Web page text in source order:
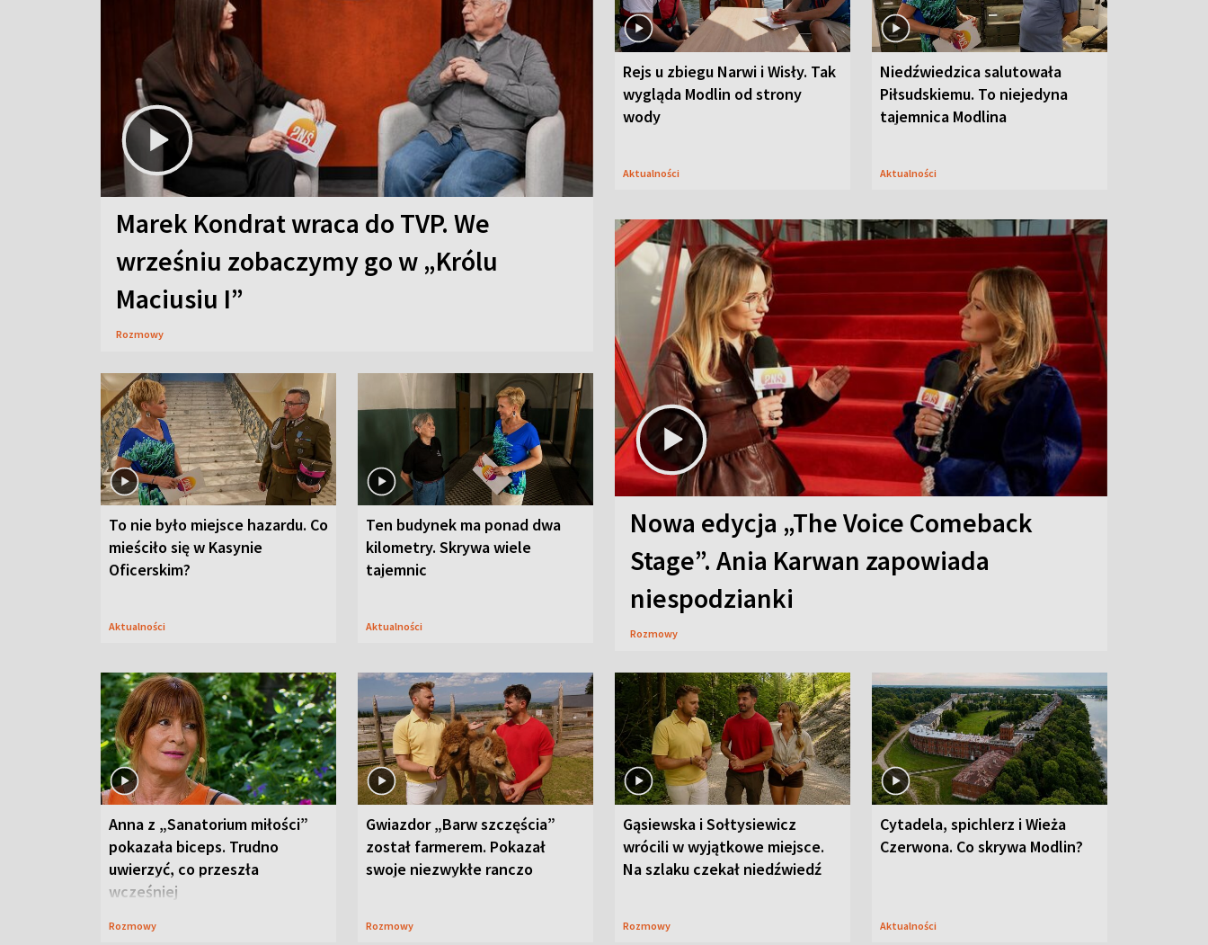
Marek Kondrat wraca do TVP. We
wrześniu zobaczymy go w „Królu
Maciusiu I”
Rozmowy
Rejs u zbiegu Narwi i Wisły. Tak
wygląda Modlin od strony
wody
Aktualności
Niedźwiedzica salutowała
Piłsudskiemu. To niejedyna
tajemnica Modlina
Aktualności
To nie było miejsce hazardu. Co
mieściło się w Kasynie
Oficerskim?
Aktualności
Ten budynek ma ponad dwa
kilometry. Skrywa wiele
tajemnic
Aktualności
Nowa edycja „The Voice Comeback
Stage”. Ania Karwan zapowiada
niespodzianki
Rozmowy
Anna z „Sanatorium miłości”
pokazała biceps. Trudno
uwierzyć, co przeszła
wcześniej
Rozmowy
Gwiazdor „Barw szczęścia”
został farmerem. Pokazał
swoje niezwykłe ranczo
Rozmowy
Gąsiewska i Sołtysiewicz
wrócili w wyjątkowe miejsce.
Na szlaku czekał niedźwiedź
Rozmowy
Cytadela, spichlerz i Wieża
Czerwona. Co skrywa Modlin?
Aktualności